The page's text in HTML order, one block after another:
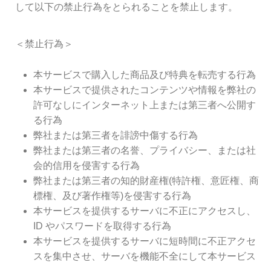
して以下の禁止行為をとられることを禁止します。
＜禁止行為＞
本サービスで購入した商品及び特典を転売する行為
本サービスで提供されたコンテンツや情報を弊社の
許可なしにインターネット上または第三者へ公開す
る行為
弊社または第三者を誹謗中傷する行為
弊社または第三者の名誉、プライバシー、または社
会的信用を侵害する行為
弊社または第三者の知的財産権(特許権、意匠権、商
標権、及び著作権等)を侵害する行為
本サービスを提供するサーバに不正にアクセスし、
ID やパスワードを取得する行為
本サービスを提供するサーバに短時間に不正アクセ
スを集中させ、サーバを機能不全にして本サービス